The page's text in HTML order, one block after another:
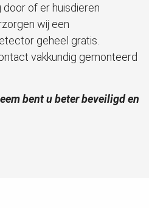
of er huisdieren
wij een
geheel gratis.
vakkundig gemonteerd
bent u beter beveiligd en